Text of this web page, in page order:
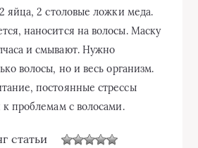
яйца, 2 столовые ложки меда.
наносится на волосы. Маску
и смывают. Нужно
волосы, но и весь организм.
постоянные стрессы
к проблемам с волосами.
статьи